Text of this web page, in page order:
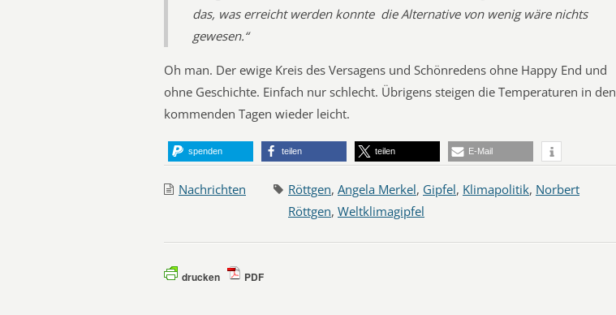
das, was erreicht werden konnte  die Alternative von wenig wäre nichts
gewesen.“
Oh man. Der ewige Kreis des Versagens und Schönredens ohne Happy End und
ohne Geschichte. Einfach nur schlecht. Übrigens steigen die Temperaturen in den
kommenden Tagen wieder leicht.
spenden teilen teilen E-Mail
Nachrichten Röttgen, Angela Merkel, Gipfel, Klimapolitik, Norbert
Röttgen, Weltklimagipfel
drucken PDF